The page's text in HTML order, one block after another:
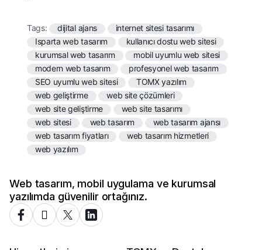
Tags: dijital ajans
internet sitesi tasarımı
Isparta web tasarım
kullanıcı dostu web sitesi
kurumsal web tasarım
mobil uyumlu web sitesi
modern web tasarım
profesyonel web tasarım
SEO uyumlu web sitesi
TOMX yazılım
web geliştirme
web site çözümleri
web site geliştirme
web site tasarımı
web sitesi
web tasarım
web tasarım ajansı
web tasarım fiyatları
web tasarım hizmetleri
web yazılım
Web tasarım, mobil uygulama ve kurumsal
yazılımda güvenilir ortağınız.